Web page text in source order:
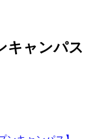
キャンパス